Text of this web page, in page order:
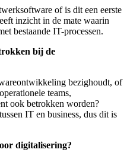
of is dit een eerste
inzicht in de mate waarin
bestaande IT-processen.
bij de
bezighoudt, of
teams,
ook betrokken worden?
IT en business, dus dit is
digitalisering?